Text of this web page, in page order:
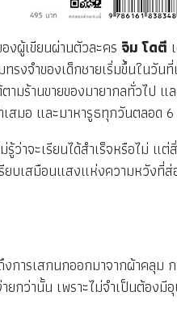
งผู้เขียนผ่านตัวละคร จิม โดตี
งจำของเด็กชายเริ่มขึ้นในวั
ามร้านขายของมายากลทั่วไป
สมอ และมาหารูธทุกวันตลอด
ว่าจะเรียนได้สำเร็จหรือไม่
เสมือนแสงแห่งความหวังที่ส่
การเสกนกออกมาจากผ้าคลุ
กว่านั้น เพราะไม่จำเป็นต้อ